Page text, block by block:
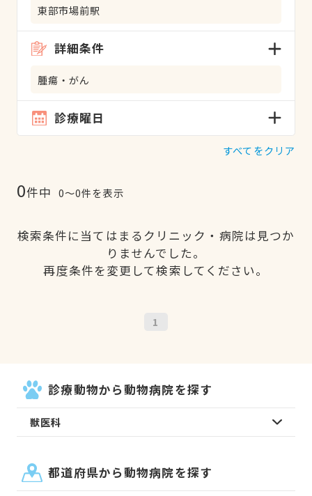
東部市場前駅
詳細条件
腫瘍・がん
診療曜日
すべてをクリア
0件中 0〜0件を表示
検索条件に当てはまるクリニック・病院は見つか
りませんでした。
再度条件を変更して検索してください。
1
診療動物から動物病院を探す
獣医科
都道府県から動物病院を探す